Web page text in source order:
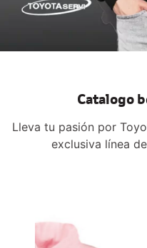
Catalogo
Lleva tu pasión por
exclusiva línea